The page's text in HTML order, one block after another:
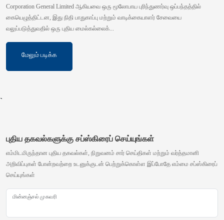
Corporation General Limited ஆகியவை ஒரு மூலோபாய புரிந்துணர்வு ஒப்பந்தத்தில்
கையெழுத்திட்டன, இது நிதி பாதுகாப்பு மற்றும் வாடிக்கையாளர் சேவையை
வலுப்படுத்துவதில் ஒரு புதிய மைல்கல்லைக்...
மேலும் படிக்க
`
புதிய தகவல்களுக்கு சப்ஸ்கிரைப் செய்யுங்கள்
எம்மிடமிருந்தான புதிய தகவல்கள், நிறுவனம் சார் செய்திகள் மற்றும் வர்த்தமானி
அறிவிப்புகள் போன்றவற்றை உடனுக்குடன் பெற்றுக்கொள்ள இப்போதே எம்மை சப்ஸ்கிரைப்
செய்யுங்கள்
மின்னஞ்சல் முகவரி